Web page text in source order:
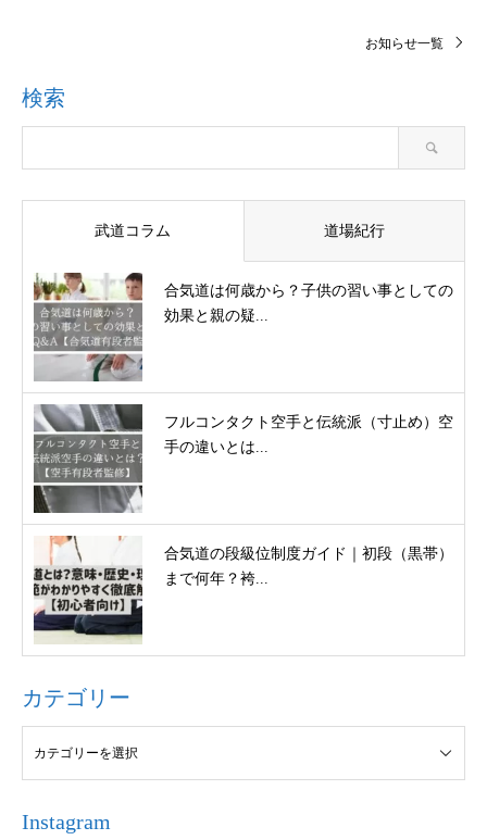
お知らせ一覧
検索
武道コラム 道場紀行
合気道は何歳から？子供の習い事としての
効果と親の疑...
フルコンタクト空手と伝統派（寸止め）空
手の違いとは...
合気道の段級位制度ガイド｜初段（黒帯）
まで何年？袴...
カテゴリー
Instagram